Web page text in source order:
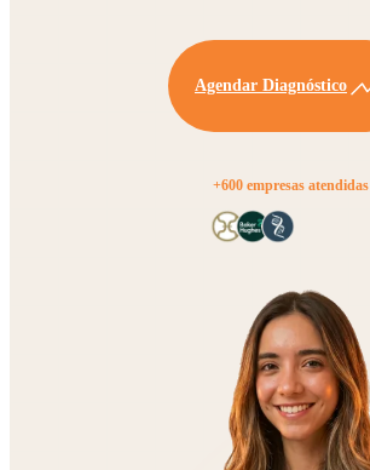
Agendar Diagnóstico
+600 empresas atendidas